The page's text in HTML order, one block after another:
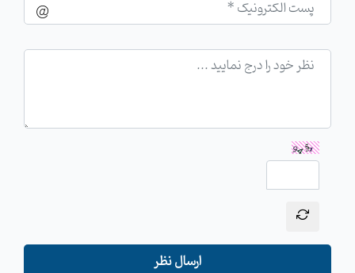
ارسال نظر